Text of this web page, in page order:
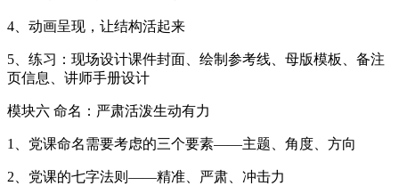
4、动画呈现，让结构活起来
5、练习：现场设计课件封面、绘制参考线、母版模板、备注
页信息、讲师手册设计
模块六 命名：严肃活泼生动有力
1、党课命名需要考虑的三个要素——主题、角度、方向
2、党课的七字法则——精准、严肃、冲击力